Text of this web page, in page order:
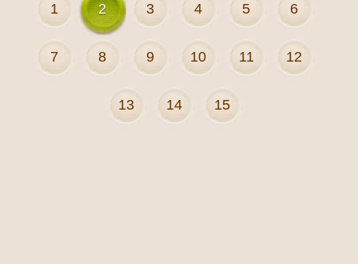
1 2 3 4 5 6
7 8 9 10 11 12
13 14 15